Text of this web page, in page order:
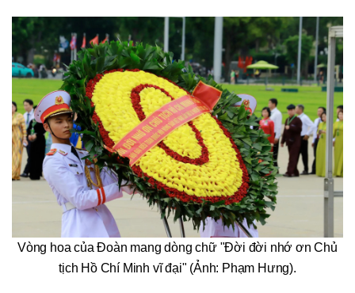
Vòng hoa của Đoàn mang dòng chữ "Đời đời nhớ ơn Chủ
tịch Hồ Chí Minh vĩ đại" (Ảnh: Phạm Hưng).